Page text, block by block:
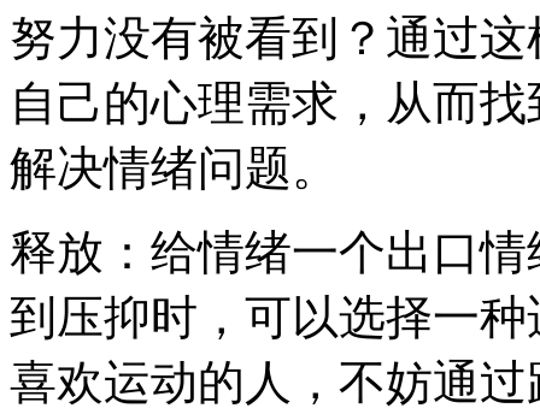
努力没有被看到？通过
自己的心理需求，从而
解决情绪问题。
释放：给情绪一个出口
到压抑时，可以选择一
喜欢运动的人，不妨通